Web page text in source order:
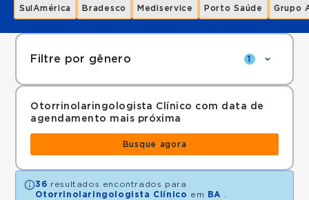
SulAmérica Bradesco Mediservice Porto Saúde Grupo
Filtre por gênero 1
Otorrinolaringologista Clínico com data de
agendamento mais próxima
Busque agora
36 resultados encontrados para
Otorrinolaringologista Clínico em BA